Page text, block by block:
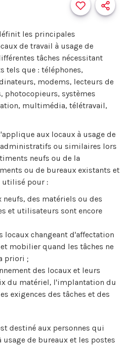
les principales
de travail à usage de
tâches nécessitant
tels que : téléphones,
modems, lecteurs de
photocopieurs, systèmes
multimédia, télétravail,
aux locaux à usage de
ou similaires lors
neufs ou de la
ou de bureaux existants et
pour :
neufs, des matériels ou des
et utilisateurs sont encore
locaux changeant d'affectation
mobilier quand les tâches ne
priori ;
des locaux et leurs
du matériel, l'implantation du
exigences des tâches et des
destiné aux personnes qui
de bureaux et les postes